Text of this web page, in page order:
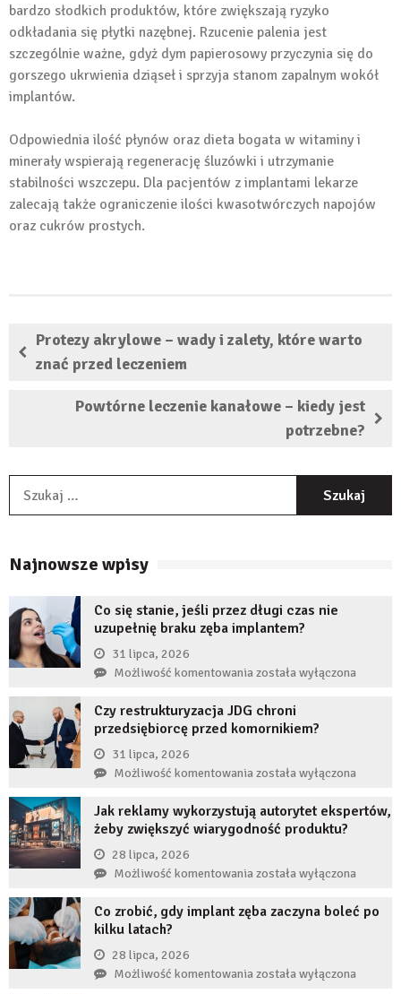
bardzo słodkich produktów, które zwiększają ryzyko
odkładania się płytki nazębnej. Rzucenie palenia jest
szczególnie ważne, gdyż dym papierosowy przyczynia się do
gorszego ukrwienia dziąseł i sprzyja stanom zapalnym wokół
implantów.
Odpowiednia ilość płynów oraz dieta bogata w witaminy i
minerały wspierają regenerację śluzówki i utrzymanie
stabilności wszczepu. Dla pacjentów z implantami lekarze
zalecają także ograniczenie ilości kwasotwórczych napojów
oraz cukrów prostych.
Protezy akrylowe – wady i zalety, które warto
znać przed leczeniem
Powtórne leczenie kanałowe – kiedy jest
potrzebne?
Najnowsze wpisy
Co się stanie, jeśli przez długi czas nie
uzupełnię braku zęba implantem?
31 lipca, 2026
Możliwość komentowaniaCo
stanie,
jeśli
długi
uzupełnię
implantem?
została wyłączona
Czy restrukturyzacja JDG chroni
przedsiębiorcę przed komornikiem?
31 lipca, 2026
Możliwość komentowaniaCzy
JDG
chroni
przed
komornikiem?
została wyłączona
Jak reklamy wykorzystują autorytet ekspertów,
żeby zwiększyć wiarygodność produktu?
28 lipca, 2026
Możliwość komentowaniaJak
wykorzystują
żeby
zwiększyć
została wyłączona
Co zrobić, gdy implant zęba zaczyna boleć po
kilku latach?
28 lipca, 2026
Możliwość komentowaniaCo
została wyłączona